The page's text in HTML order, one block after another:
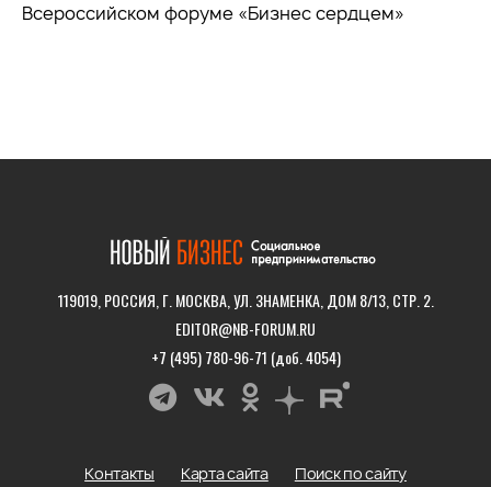
Всероссийском форуме «Бизнес сердцем»
119019, РОССИЯ, Г. МОСКВА, УЛ. ЗНАМЕНКА, ДОМ 8/13, СТР. 2.
EDITOR@NB-FORUM.RU
+7 (495) 780-96-71 (доб. 4054)
Контакты Карта сайта
Поиск по сайту